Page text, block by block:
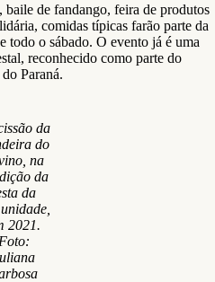
de fandango, feira de produtos
comidas típicas farão parte da
todo o sábado. O evento já é uma
reconhecido como parte do
Paraná.
da
do
na
da
da
2021.
Foto: